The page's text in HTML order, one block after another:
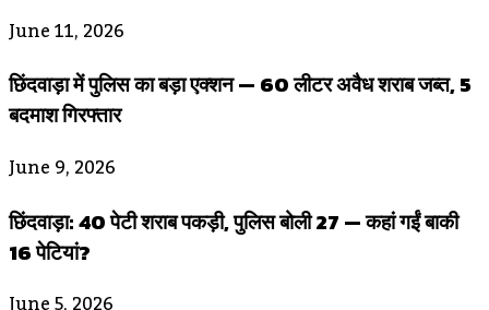
June 11, 2026
छिंदवाड़ा में पुलिस का बड़ा एक्शन — 60 लीटर अवैध शराब जब्त, 5
बदमाश गिरफ्तार
June 9, 2026
छिंदवाड़ा: 40 पेटी शराब पकड़ी, पुलिस बोली 27 — कहां गईं बाकी
16 पेटियां?